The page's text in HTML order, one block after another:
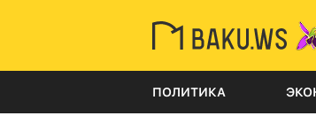
ПОЛИТИКА